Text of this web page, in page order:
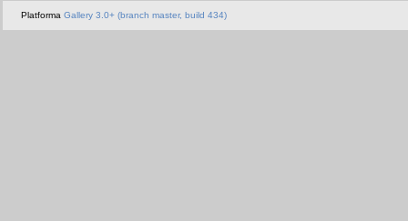
Platforma Gallery 3.0+ (branch master, build 434)